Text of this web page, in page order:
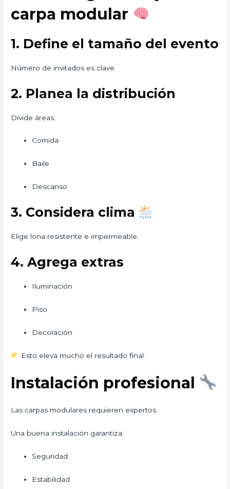
carpa modular
1. Define el tamaño del evento
Número de invitados es clave.
2. Planea la distribución
Divide áreas:
Comida
Baile
Descanso
3. Considera clima
Elige lona resistente e impermeable.
4. Agrega extras
Iluminación
Piso
Decoración
Esto eleva mucho el resultado final.
Instalación profesional
Las carpas modulares requieren expertos.
Una buena instalación garantiza:
Seguridad
Estabilidad